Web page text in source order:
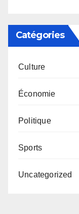
Catégories
Culture
Économie
Politique
Sports
Uncategorized